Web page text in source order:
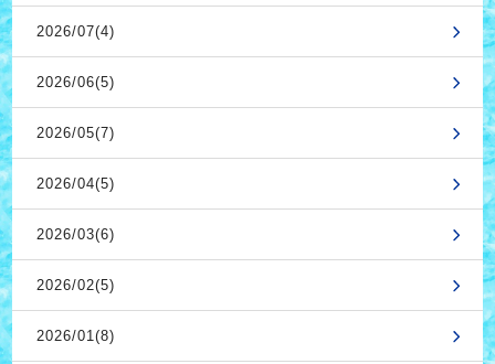
2026/07(4)
2026/06(5)
2026/05(7)
2026/04(5)
2026/03(6)
2026/02(5)
2026/01(8)